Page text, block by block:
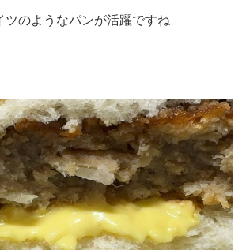
ツのようなパンが活躍ですね